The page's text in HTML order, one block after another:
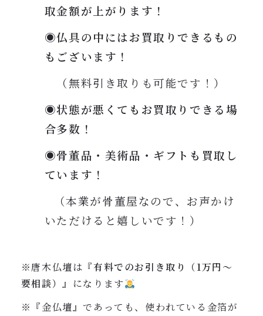
取金額が上がります！
◉仏具の中にはお買取りできるもの
もございます！
（無料引き取りも可能です！）
◉状態が悪くてもお買取りできる場
合多数！
◉骨董品・美術品・ギフトも買取し
ています！
（本業が骨董屋なので、お声かけ
いただけると嬉しいです！）
※唐木仏壇は『有料でのお引き取り（1万円〜
要相談）』になります
※『金仏壇』であっても、使われている金箔が